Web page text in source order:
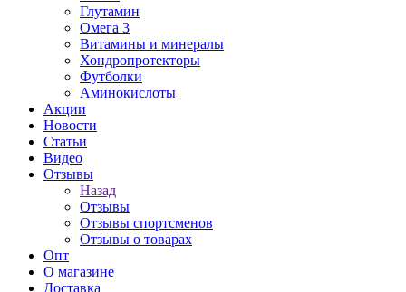
Глутамин
Омега 3
Витамины и минералы
Хондропротекторы
Футболки
Аминокислоты
Акции
Новости
Статьи
Видео
Отзывы
Назад
Отзывы
Отзывы спортсменов
Отзывы о товарах
Опт
О магазине
Доставка